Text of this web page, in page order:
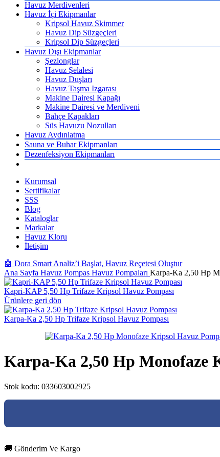
Havuz Merdivenleri
Havuz İçi Ekipmanlar
Kripsol Havuz Skimmer
Havuz Dip Süzgeçleri
Kripsol Dip Süzgeçleri
Havuz Dışı Ekipmanlar
Şezlonglar
Havuz Şelalesi
Havuz Duşları
Havuz Taşma Izgarası
Makine Dairesi Kapağı
Makine Dairesi ve Merdiveni
Bahçe Kapakları
Süs Havuzu Nozulları
Havuz Aydınlatma
Sauna ve Buhar Ekipmanları
Dezenfeksiyon Ekipmanları
Kurumsal
Sertifikalar
SSS
Blog
Kataloglar
Markalar
Havuz Kloru
İletişim
🤖 Dora Smart Analiz’i Başlat, Havuz Reçetesi Oluştur
Ana Sayfa Havuz Pompas Havuz Pompaları Karpa-Ka 2,50 Hp
Kapri-KAP 5,50 Hp Trifaze Kripsol Havuz Pompası
Ürünlere geri dön
Karpa-Ka 2,50 Hp Trifaze Kripsol Havuz Pompası
Karpa-Ka 2,50 Hp Monofaze
Stok kodu: 033603002925
🚚 Gönderim Ve Kargo